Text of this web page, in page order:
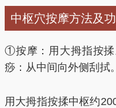
中枢穴按摩方法及
①按摩：用大拇指按
痧：从中间向外侧刮拭。
用大拇指按揉中枢约